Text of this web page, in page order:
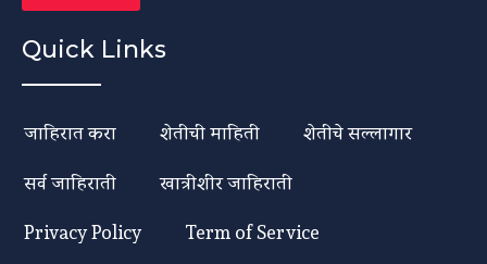
Quick Links
जाहिरात करा शेतीची माहिती
शेतीचे सल्लागार
सर्व जाहिराती
खात्रीशीर जाहिराती
Privacy Policy
Term of Service